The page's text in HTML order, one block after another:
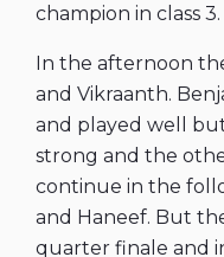
champion in class 3.
In the afternoon
and Vikraanth.
and played well
strong and the
continue in the
and Haneef. But
quarter finale and